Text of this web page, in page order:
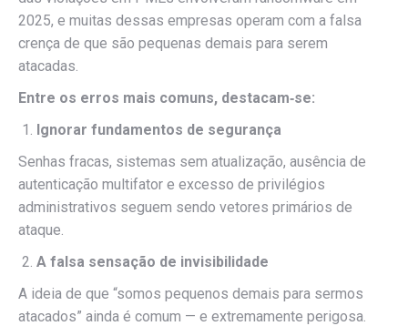
2025, e muitas dessas empresas operam com a falsa
crença de que são pequenas demais para serem
atacadas.
Entre os erros mais comuns, destacam‑se:
Ignorar fundamentos de segurança
Senhas fracas, sistemas sem atualização, ausência de
autenticação multifator e excesso de privilégios
administrativos seguem sendo vetores primários de
ataque.
A falsa sensação de invisibilidade
A ideia de que “somos pequenos demais para sermos
atacados” ainda é comum — e extremamente perigosa.